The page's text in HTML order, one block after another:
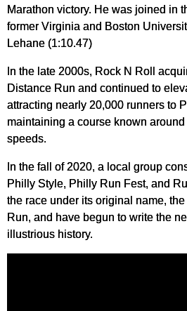
Marathon victory. He was joined in
former Virginia and Boston
Lehane (1:10.47)
In the late 2000s, Rock N Roll
Distance Run and continued to
attracting nearly 20,000 runners to
maintaining a course known
speeds.
In the fall of 2020, a local group
Philly Style, Philly Run Fest, and
the race under its original name,
Run, and have begun to write the
illustrious history.